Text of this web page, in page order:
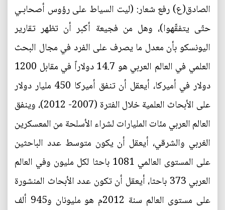
الصادق(ع) رفع شعار: (ليت السياط على رؤوس أصحابـي
حتّى يتفقّهوا)، وهل من فجيعة أكبر أن تظهر تقارير
اليونسكو بأن معدل ما يصرف على الفرد في مجال البحث
العلمي في العالم العربي هو 14.7 دولاراً في مقابل 1200
دولار في أميركا، أيعقل أن تنفق أميركا 450 مليار دولار
على الأبحاث العلمية خلال الفترة (2007- 2012)، وينفق
العالم العربي مئات المليارات لشراء الأسلحة من المعسكرين
الغربي والشرقي، أيعقل أن يكون متوسط عدد الباحثين
على المستوى العالمي 1081 باحثا لكل مليون وفي العالم
العربي 373 باحثا، أيعقل أن تكون عدد الأبحاث المنشورة
على مستوى العالم سنة 2012م هو مليونان و945 ألف